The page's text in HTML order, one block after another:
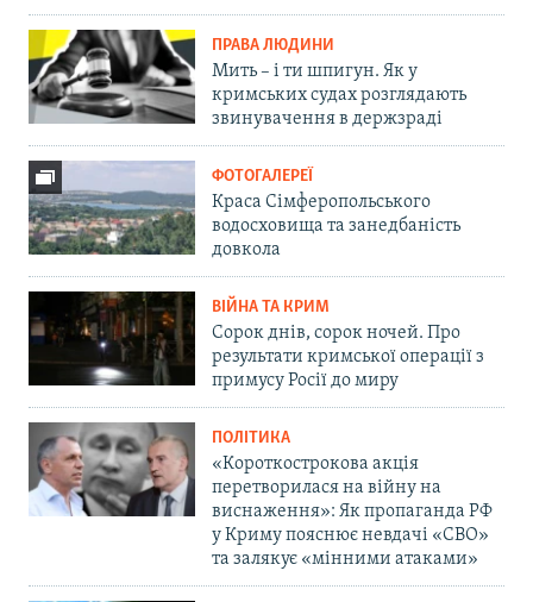
ПРАВА ЛЮДИНИ
Мить – і ти шпигун. Як у
кримських судах розглядають
звинувачення в держзраді
ФОТОГАЛЕРЕЇ
Краса Сімферопольського
водосховища та занедбаність
довкола
ВІЙНА ТА КРИМ
Сорок днів, сорок ночей. Про
результати кримської операції з
примусу Росії до миру
ПОЛІТИКА
«Короткострокова акція
перетворилася на війну на
виснаження»: Як пропаганда РФ
у Криму пояснює невдачі «СВО»
та залякує «мінними атаками»